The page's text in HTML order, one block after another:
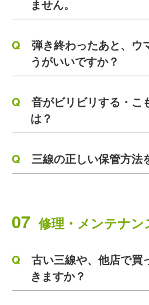
ません。
弾き終わったあと、ウ
うがいいですか？
音がビリビリする・こ
は？
三線の正しい保管方法
07 修理・メンテナン
古い三線や、他店で買
きますか？